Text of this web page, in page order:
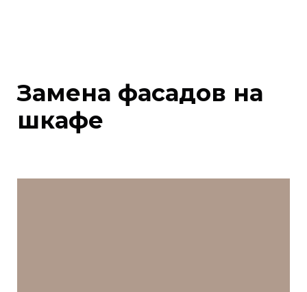
Замена фасадов на
шкафе